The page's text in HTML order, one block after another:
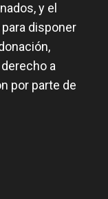
y el
disponer
a
por parte de